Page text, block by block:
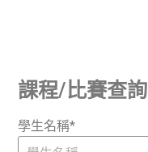
課程/比賽查詢
學生名稱*